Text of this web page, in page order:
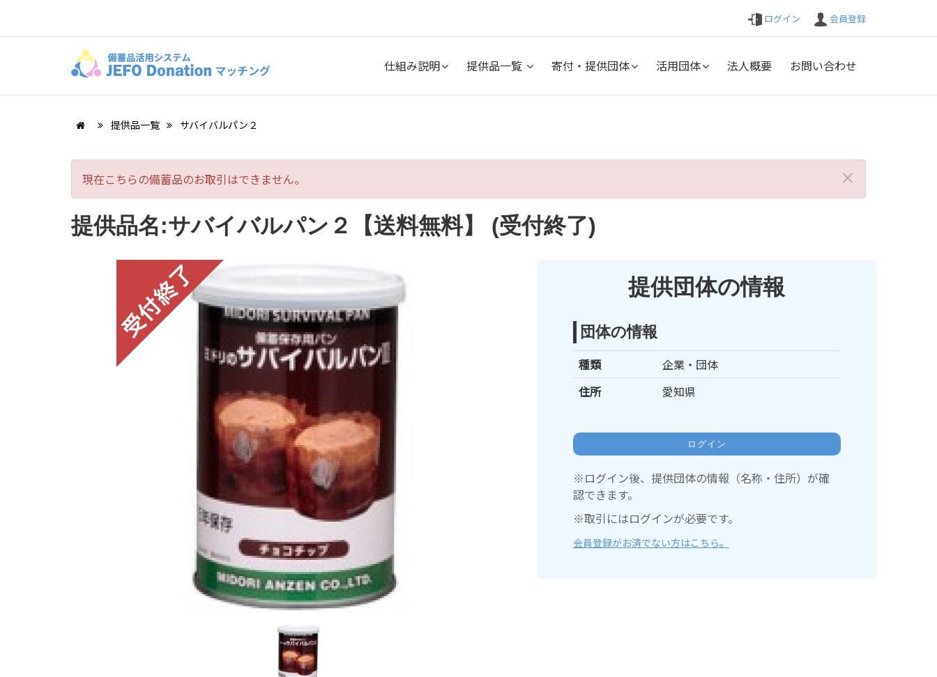
ログイン 会員登録
仕組み説明 提供品一覧 寄付・提供団体 活用団体 法人概要 お問い合わせ
提供品一覧 サバイバルパン２
×
現在こちらの備蓄品のお取引はできません。
提供品名:サバイバルパン２【送料無料】 (受付終了)
提供団体の情報
団体の情報
種類
企業・団体
住所
愛知県
ログイン
※ログイン後、提供団体の情報（名称・住所）が確
認できます。
※取引にはログインが必要です。
会員登録がお済でない方はこちら。